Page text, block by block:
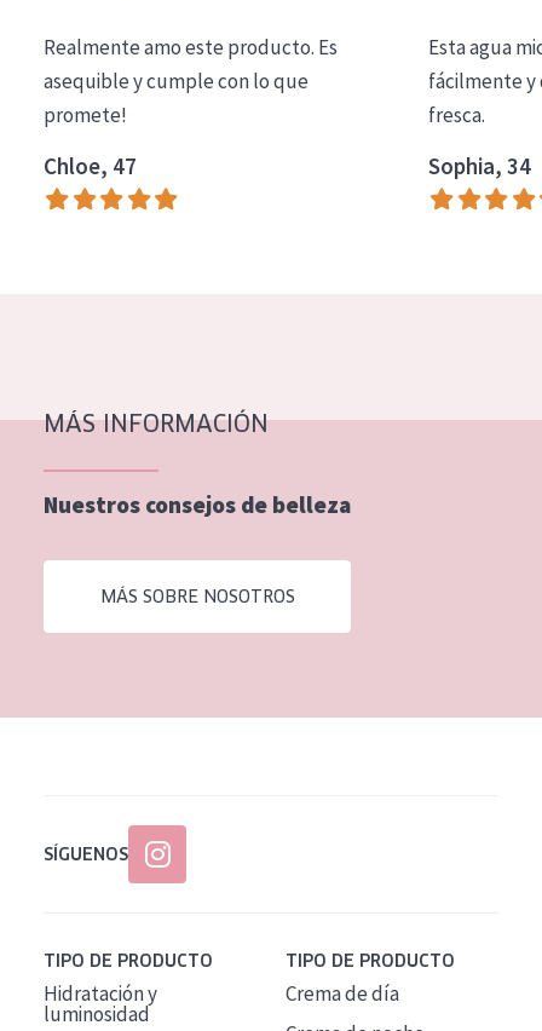
Essentials
Lift+
Expert
Piel madura
Piel menopáusica
EDAD
Realmente amo este producto. Es
asequible y cumple con lo que
promete!
Chloe, 47
Esta agua
fácilmente y
fresca.
Sophia, 34
MÁS INFORMACIÓN
Nuestros consejos de belleza
MÁS SOBRE NOSOTROS
SÍGUENOS
TIPO DE PRODUCTO
Hidratación y
luminosidad
TIPO DE PRODUCTO
Crema de día